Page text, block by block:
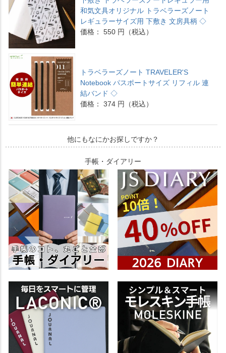
和気文具オリジナル トラベラーズノート
レギュラーサイズ用 下敷き 文房具柄 ◇
価格： 550 円（税込）
トラベラーズノート TRAVELER'S
Notebook パスポートサイズ リフィル 連
結バンド ◇
価格： 374 円（税込）
他にもなにかお探しですか？
手帳・ダイアリー